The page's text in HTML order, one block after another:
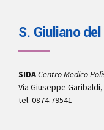
S. Giuliano
SIDACentro Medico
Via Giuseppe
tel. 0874.79541